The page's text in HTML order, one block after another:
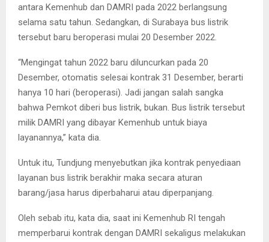
antara Kemenhub dan DAMRI pada 2022 berlangsung
selama satu tahun. Sedangkan, di Surabaya bus listrik
tersebut baru beroperasi mulai 20 Desember 2022.
“Mengingat tahun 2022 baru diluncurkan pada 20
Desember, otomatis selesai kontrak 31 Desember, berarti
hanya 10 hari (beroperasi). Jadi jangan salah sangka
bahwa Pemkot diberi bus listrik, bukan. Bus listrik tersebut
milik DAMRI yang dibayar Kemenhub untuk biaya
layanannya,” kata dia.
Untuk itu, Tundjung menyebutkan jika kontrak penyediaan
layanan bus listrik berakhir maka secara aturan
barang/jasa harus diperbaharui atau diperpanjang.
Oleh sebab itu, kata dia, saat ini Kemenhub RI tengah
memperbarui kontrak dengan DAMRI sekaligus melakukan